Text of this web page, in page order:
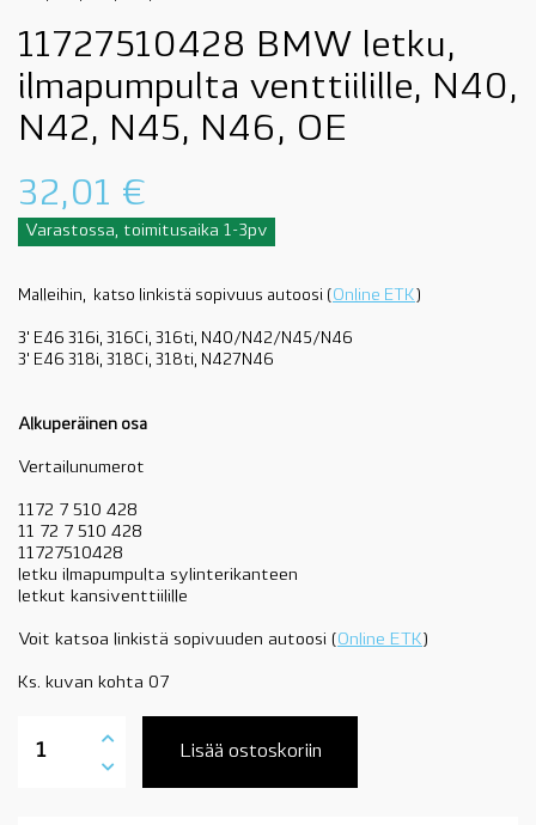
11727510428 BMW letku,
ilmapumpulta venttiilille, N40,
N42, N45, N46, OE
32,01 €
Varastossa, toimitusaika 1-3pv
Malleihin, katso linkistä sopivuus autoosi ( Online ETK )
3' E46 316i, 316Ci, 316ti, N40/N42/N45/N46
3' E46 318i, 318Ci, 318ti, N427N46
Alkuperäinen osa
Vertailunumerot
1172 7 510 428
11 72 7 510 428
11727510428
letku ilmapumpulta sylinterikanteen
letkut kansiventtiilille
Voit katsoa linkistä sopivuuden autoosi ( Online ETK )
Ks. kuvan kohta 07
BMW
Lisää ostoskoriin